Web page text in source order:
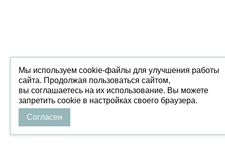
Мы используем cookie-файлы для улучшения работы
сайта. Продолжая пользоваться сайтом,
вы соглашаетесь на их использование. Вы можете
запретить cookie в настройках своего браузера.
Согласен